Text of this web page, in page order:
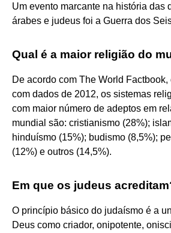
Um evento marcante na história das
árabes e judeus foi a Guerra dos
Qual é a maior religião do
De acordo com The World
com dados de 2012, os sistemas
com maior número de adeptos em
mundial são: cristianismo (28%);
hinduísmo (15%); budismo (8,5%);
(12%) e outros (14,5%).
Em que os judeus
O princípio básico do judaísmo é a
Deus como criador, onipotente,